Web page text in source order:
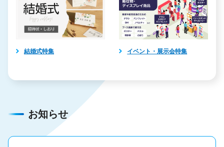
結婚式特集 イベント・展示会特集
お知らせ